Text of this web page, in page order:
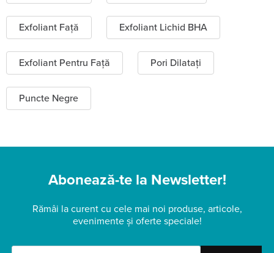
Exfoliant Față Exfoliant Lichid BHA
Exfoliant Pentru Față Pori Dilatați
Puncte Negre
Abonează-te la Newsletter!
Rămâi la curent cu cele mai noi produse, articole,
evenimente și oferte speciale!